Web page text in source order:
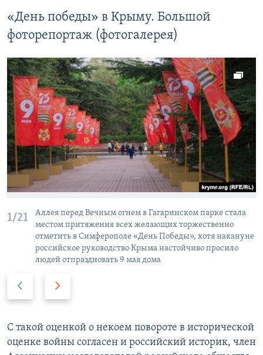
«День победы» в Крыму. Большой
фоторепортаж (фотогалерея)
1/21
Аллея перед Вечным огнем в Гагаринском парке стала
местом притяжения всех желающих торжественно
отметить в Симферополе «День Победы», хотя накануне
российское руководство Крыма настойчиво просило
людей отпраздновать 9 мая дома
д
ы
д
у
С такой оценкой о некоем повороте в исторической
оценке войны согласен и российский историк, член